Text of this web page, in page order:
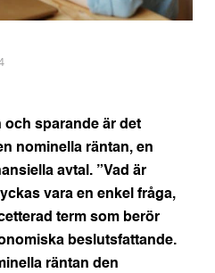
och sparande är det
nominella räntan, en
avtal. ”Vad är
vara en enkel fråga,
term som berör
beslutsfattande.
räntan den